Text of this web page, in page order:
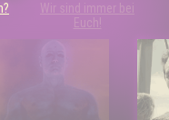
Wir sind immer bei
Euch!